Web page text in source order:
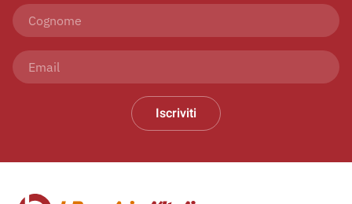
Iscriviti